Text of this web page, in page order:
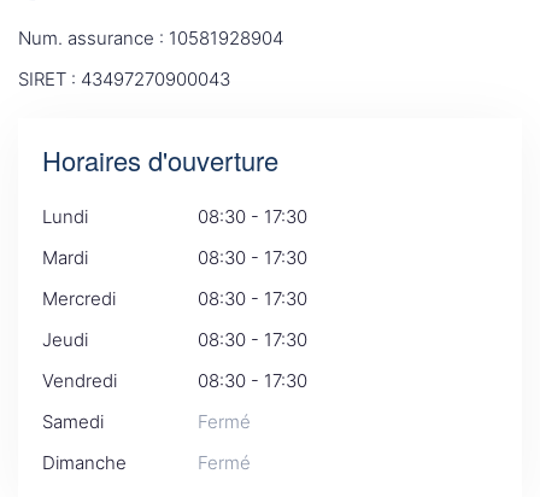
Num. assurance : 10581928904
SIRET : 43497270900043
Horaires d'ouverture
Lundi
08:30 - 17:30
Mardi
08:30 - 17:30
Mercredi
08:30 - 17:30
Jeudi
08:30 - 17:30
Vendredi
08:30 - 17:30
Samedi
Fermé
Dimanche
Fermé